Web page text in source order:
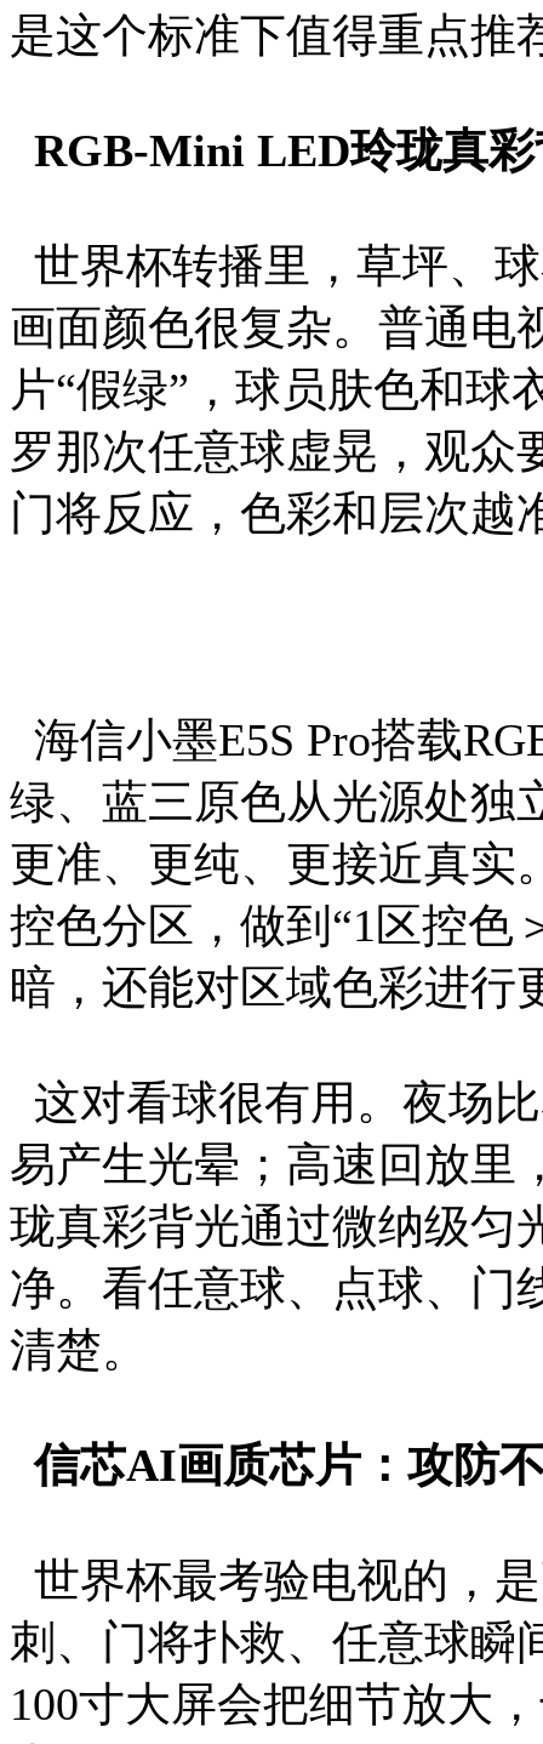
是这个标准下值得重点推
RGB-Mini LED玲珑真
世界杯转播里，草坪、
画面颜色很复杂。普通电
片“假绿”，球员肤色和球
罗那次任意球虚晃，观众
门将反应，色彩和层次越
海信小墨E5S Pro搭载
绿、蓝三原色从光源处独
更准、更纯、更接近真实
控色分区，做到“1区控色
暗，还能对区域色彩进行
这对看球很有用。夜场
易产生光晕；高速回放里
珑真彩背光通过微纳级匀
净。看任意球、点球、门
清楚。
信芯AI画质芯片：攻防
世界杯最考验电视的，
刺、门将扑救、任意球瞬
100寸大屏会把细节放大